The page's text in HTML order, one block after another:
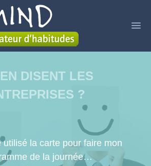
DISENT LES
?
utilisé la carte pour faire mon
de la journée…